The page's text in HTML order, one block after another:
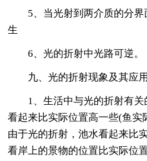
5、当光射到两介质的分
生
6、光的折射中光路可逆。
九、光的折射现象及其应用
1、生活中与光的折射有
看起来比实际位置高一些(鱼实
由于光的折射，池水看起来比
看岸上的景物的位置比实际位